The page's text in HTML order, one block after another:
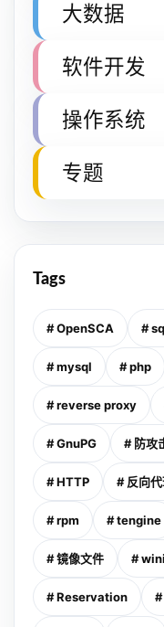
大数据
软件开发
操作系统
专题
Tags
# OpenSCA #
# mysql # php
# reverse proxy
# GnuPG # 防攻
# HTTP # 反向
# rpm # tengine
# 镜像文件 #
# Reservation #